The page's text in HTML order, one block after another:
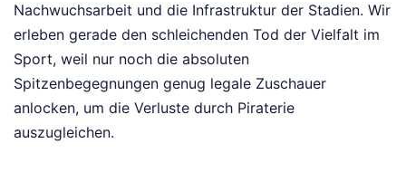
Nachwuchsarbeit und die Infrastruktur der Stadien. Wir
erleben gerade den schleichenden Tod der Vielfalt im
Sport, weil nur noch die absoluten
Spitzenbegegnungen genug legale Zuschauer
anlocken, um die Verluste durch Piraterie
auszugleichen.